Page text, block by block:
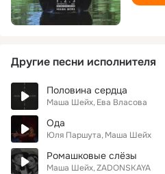
Другие песни исполнителя
Половина сердца
Маша Шейх Ева Власова
Ода
Юля Паршута Маша Шейх
Ромашковые слёзы
Маша Шейх ZADONSKAYA